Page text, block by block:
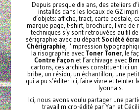
Depuis presque dix ans, des ateliers
installés dans les locaux de GZ
d’objets: affiche, tract, carte postale,
marque page, t-shirt, brochure, livre de
techniques s’y sont retrouvées au fil
sérigraphie avec au départ Société
Chérigraphie, l’impression
la risographie avec Toner Toner, le
Contre Façon et l’archivage avec
cartons, ces archives constituent ici
bribe, un résidu, un échantillon, une
qui a pu s’éditer ici, faire vivre et teinter
lyonnais.
Ici, nous avons voulu partager une
travail micro-édité par Yan et